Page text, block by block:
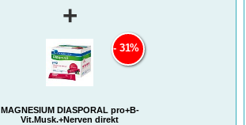
+
MAGNESIUM DIASPORAL pro+B-
Vit.Musk.+Nerven direkt
31%